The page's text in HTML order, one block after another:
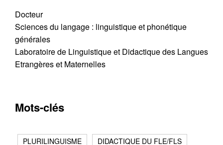
Docteur
Sciences du langage : linguistique et phonétique
générales
Laboratoire de Linguistique et Didactique des Langues
Etrangères et Maternelles
Mots-clés
PLURILINGUISME DIDACTIQUE DU FLE/FLS
Contacter Fermer